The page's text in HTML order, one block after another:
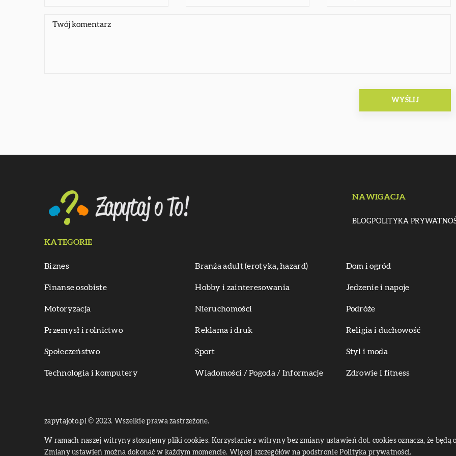
NAWIGACJA
BLOGPOLITYKA
KATEGORIE
Biznes Branża adult (erotyka, hazard) Dom i ogród
Finanse osobiste Hobby i zainteresowania Jedzenie i napoje
Motoryzacja Nieruchomości Podróże
Przemysł i rolnictwo Reklama i druk Religia i duchowość
Społeczeństwo Sport Styl i moda
Technologia i komputery Wiadomości / Pogoda / Informacje Zdrowie i fitness
zapytajoto.pl © 2023. Wszelkie prawa zastrzeżone.
W ramach naszej witryny stosujemy pliki cookies. Korzystanie z witryny bez zmiany ustawień dot. cookies oznacza, że będą
Zmiany ustawień można dokonać w każdym momencie. Więcej szczegółów na podstroniePolityka prywatności.